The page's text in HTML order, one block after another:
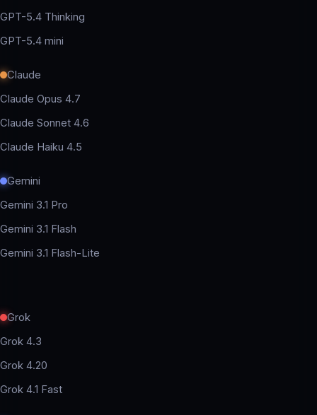
GPT-5.4 Thinking
GPT-5.4 mini
Claude
Claude Opus 4.7
Claude Sonnet 4.6
Claude Haiku 4.5
Gemini
Gemini 3.1 Pro
Gemini 3.1 Flash
Gemini 3.1 Flash-Lite
Grok
Grok 4.3
Grok 4.20
Grok 4.1 Fast